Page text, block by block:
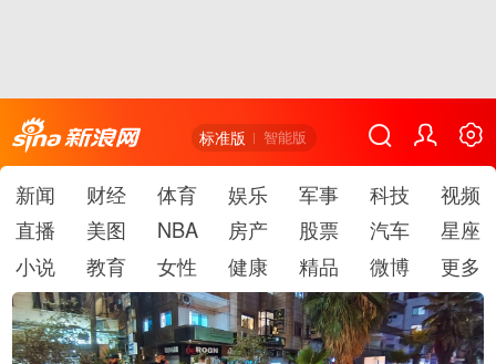
标准版 智能版
新闻 财经 体育 娱乐 军事 科技
视频
直播
美图 NBA 房产 股票 汽车
星座
小说
教育 女性 健康 精品 微博 更多